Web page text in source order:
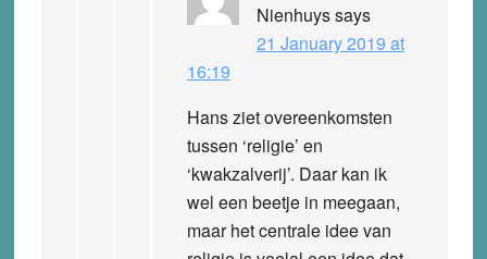
Nienhuyssays
21 January 2019 at
16:19
Hans ziet overeenkomsten
tussen ‘religie’ en
‘kwakzalverij’. Daar kan ik
wel een beetje in meegaan,
maar het centrale idee van